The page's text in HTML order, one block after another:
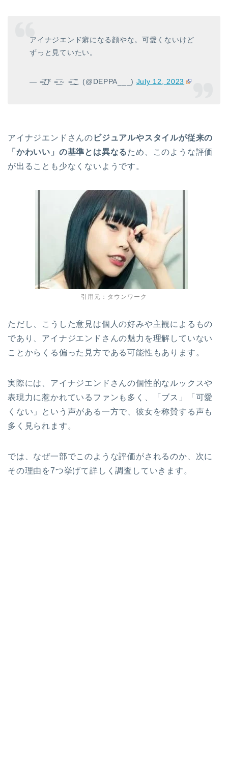
アイナジエンド癖になる顔やな。可愛くないけど
ずっと見ていたい。
— =͟͟͞び =͟͟͞～ =͟͟͞こ (@DEPPA___) July 12, 2023
アイナジエンドさんの ビジュアルやスタイルが従来の
「かわいい」の基準とは異なるため、このような評価
が出ることも少なくないようです。
引用元：タウンワーク
ただし、こうした意見は個人の好みや主観によるもの
であり、アイナジエンドさんの魅力を理解していない
ことからくる偏った見方である可能性もあります。
実際には、アイナジエンドさんの個性的なルックスや
表現力に惹かれているファンも多く、「ブス」「可愛
くない」という声がある一方で、彼女を称賛する声も
多く見られます。
では、なぜ一部でこのような評価がされるのか、次に
その理由を7つ挙げて詳しく調査していきます。